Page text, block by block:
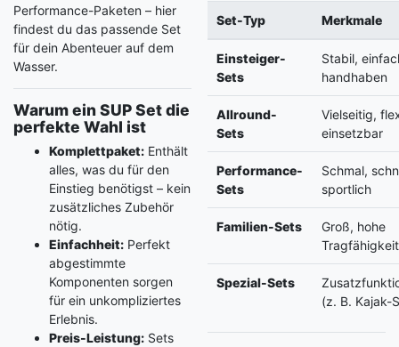
Performance-Paketen – hier
findest du das passende Set
für dein Abenteuer auf dem
Wasser.
Warum ein SUP Set die
perfekte Wahl ist
Komplettpaket: Enthält
alles, was du für den
Einstieg benötigst – kein
zusätzliches Zubehör
nötig.
Einfachheit: Perfekt
abgestimmte
Komponenten sorgen
für ein unkompliziertes
Erlebnis.
Preis-Leistung: Sets
Set-Typ Merkmale
Einsteiger-
Sets
Stabil,
handhaben
Allround-
Sets
Vielseitig,
einsetzbar
Performance-
Sets
Schmal,
sportlich
Familien-Sets
Groß, hohe
Tragfähigkeit
Spezial-Sets
(z. B. Kajak-